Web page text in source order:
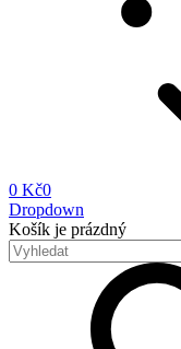
0 Kč0
Dropdown
Košík je prázdný